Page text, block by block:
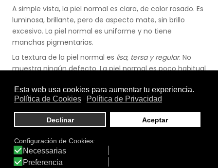
A simple vista, la piel normal es clara, de color rosado. Es
luminosa, brillante, pero de aspecto mate, sin brillo
excesivo. La piel normal es uniforme y no tiene
manchas pigmentarias.
La textura de la piel normal es lisa, tersa y regular. No
muestra ningún defecto. La piel normal es poco habitual
de la pubertad.
Al tacto, la piel normal es
fresca y suave. Su grosor es
flexible.
Cuidados para la piel normal